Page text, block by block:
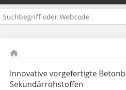
Innovative vorgefertigte
Sekundärrohstoffen